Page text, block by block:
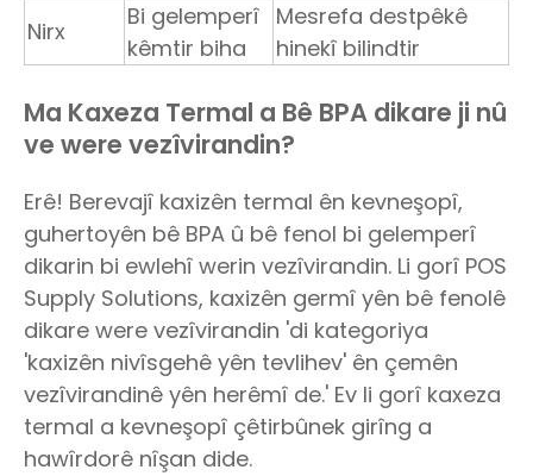
Nirx
Bi gelemperî
kêmtir biha
Mesrefa destpêkê
hinekî bilindtir
Ma Kaxeza Termal a Bê BPA dikare ji nû
ve were vezîvirandin?
Erê! Berevajî kaxizên termal ên kevneşopî,
guhertoyên bê BPA û bê fenol bi gelemperî
dikarin bi ewlehî werin vezîvirandin. Li gorî POS
Supply Solutions, kaxizên germî yên bê fenolê
dikare were vezîvirandin 'di kategoriya
'kaxizên nivîsgehê yên tevlihev' ên çemên
vezîvirandinê yên herêmî de.' Ev li gorî kaxeza
termal a kevneşopî çêtirbûnek girîng a
hawîrdorê nîşan dide.